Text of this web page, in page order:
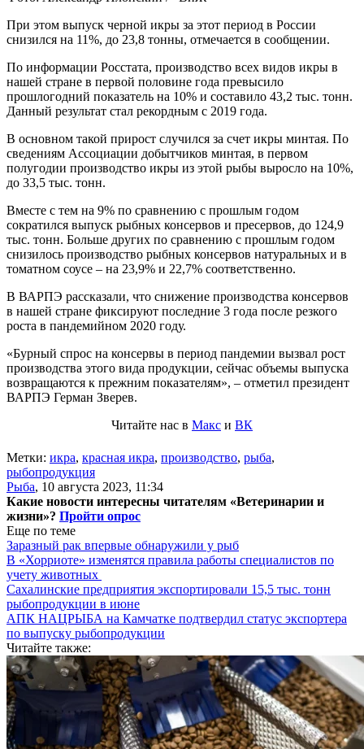
При этом выпуск черной икры за этот период в России
снизился на 11%, до 23,8 тонны, отмечается в сообщении.
По информации Росстата, производство всех видов икры в
нашей стране в первой половине года превысило
прошлогодний показатель на 10% и составило 43,2 тыс. тонн.
Данный результат стал рекордным с 2019 года.
В основном такой прирост случился за счет икры минтая. По
сведениям Ассоциации добытчиков минтая, в первом
полугодии производство икры из этой рыбы выросло на 10%,
до 33,5 тыс. тонн.
Вместе с тем на 9% по сравнению с прошлым годом
сократился выпуск рыбных консервов и пресервов, до 124,9
тыс. тонн. Больше других по сравнению с прошлым годом
снизилось производство рыбных консервов натуральных и в
томатном соусе – на 23,9% и 22,7% соответственно.
В ВАРПЭ рассказали, что снижение производства консервов
в нашей стране фиксируют последние 3 года после резкого
роста в пандемийном 2020 году.
«Бурный спрос на консервы в период пандемии вызвал рост
производства этого вида продукции, сейчас объемы выпуска
возвращаются к прежним показателям», – отметил президент
ВАРПЭ Герман Зверев.
Читайте нас в Макс и ВК
Метки: икра, красная икра, производство, рыба,
рыбопродукция
Рыба, 10 августа 2023, 11:34
Какие новости интересны читателям «Ветеринарии и
жизни»? Пройти опрос
Еще по теме
Заразный рак впервые обнаружили у рыб
В «Хорриоте» изменятся правила работы специалистов по
учету животных
Сахалинские предприятия экспортировали 15,5 тыс. тонн
рыбопродукции в июне
АПК НАЦРЫБА на Камчатке подтвердил статус экспортера
по выпуску рыбопродукции
Читайте также: